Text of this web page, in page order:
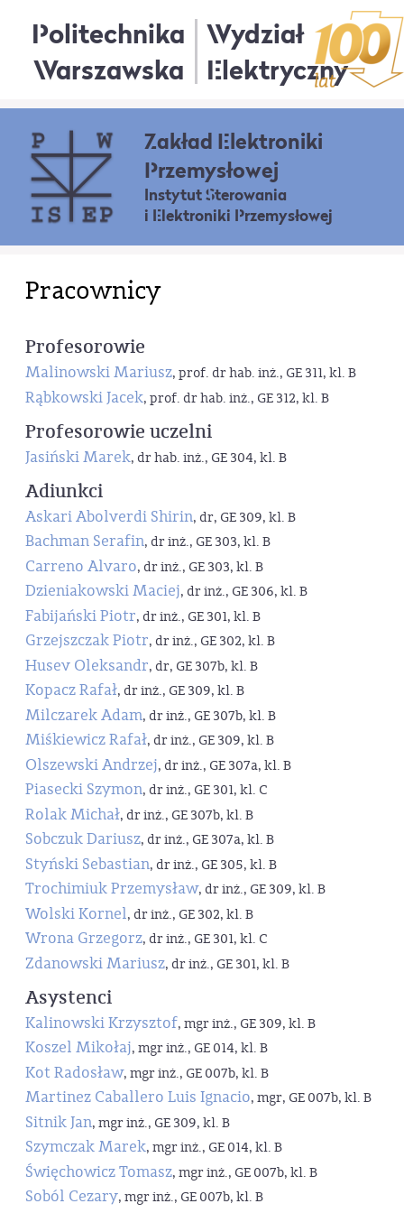
Politechnika
Warszawska
Wydział
Elektryczny
Zakład Elektroniki
Przemysłowej
Instytut Sterowania
i Elektroniki Przemysłowej
Pracownicy
Profesorowie
Malinowski Mariusz, prof. dr hab. inż., GE 311, kl. B
Rąbkowski Jacek, prof. dr hab. inż., GE 312, kl. B
Profesorowie uczelni
Jasiński Marek, dr hab. inż., GE 304, kl. B
Adiunkci
Askari Abolverdi Shirin, dr, GE 309, kl. B
Bachman Serafin, dr inż., GE 303, kl. B
Carreno Alvaro, dr inż., GE 303, kl. B
Dzieniakowski Maciej, dr inż., GE 306, kl. B
Fabijański Piotr, dr inż., GE 301, kl. B
Grzejszczak Piotr, dr inż., GE 302, kl. B
Husev Oleksandr, dr, GE 307b, kl. B
Kopacz Rafał, dr inż., GE 309, kl. B
Milczarek Adam, dr inż., GE 307b, kl. B
Miśkiewicz Rafał, dr inż., GE 309, kl. B
Olszewski Andrzej, dr inż., GE 307a, kl. B
Piasecki Szymon, dr inż., GE 301, kl. C
Rolak Michał, dr inż., GE 307b, kl. B
Sobczuk Dariusz, dr inż., GE 307a, kl. B
Styński Sebastian, dr inż., GE 305, kl. B
Trochimiuk Przemysław, dr inż., GE 309, kl. B
Wolski Kornel, dr inż., GE 302, kl. B
Wrona Grzegorz, dr inż., GE 301, kl. C
Zdanowski Mariusz, dr inż., GE 301, kl. B
Asystenci
Kalinowski Krzysztof, mgr inż., GE 309, kl. B
Koszel Mikołaj, mgr inż., GE 014, kl. B
Kot Radosław, mgr inż., GE 007b, kl. B
Martinez Caballero Luis Ignacio, mgr, GE 007b, kl. B
Sitnik Jan, mgr inż., GE 309, kl. B
Szymczak Marek, mgr inż., GE 014, kl. B
Święchowicz Tomasz, mgr inż., GE 007b, kl. B
Soból Cezary, mgr inż., GE 007b, kl. B